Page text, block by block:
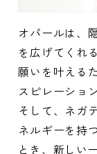
オパールは、
を広げてくれ
願いを叶える
スピレーショ
そして、ネガ
ネルギーを持
とき、新しい